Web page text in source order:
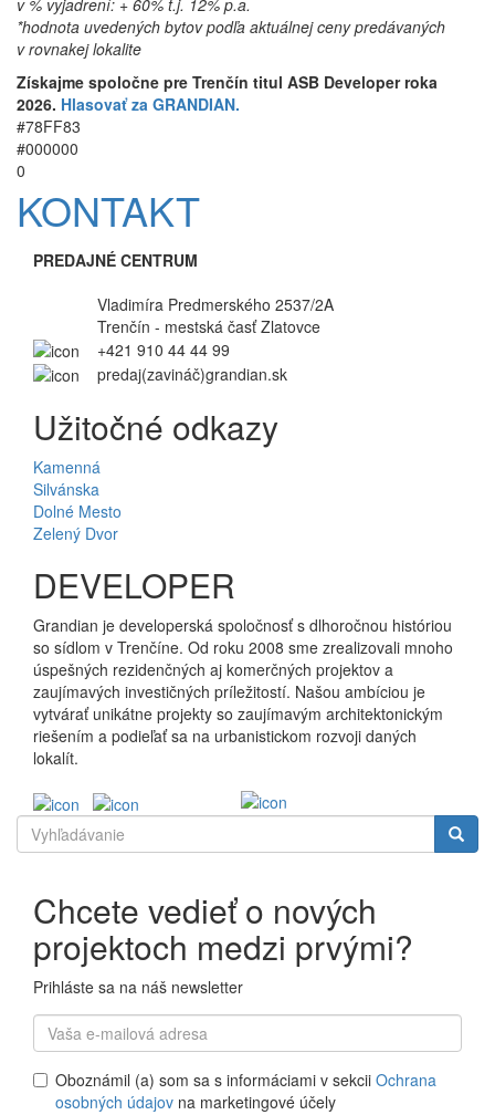
v % vyjadrení: + 60% t.j. 12% p.a.
*hodnota uvedených bytov podľa aktuálnej ceny predávaných
v rovnakej lokalite
Získajme spoločne pre Trenčín titul ASB Developer roka
2026. Hlasovať za GRANDIAN.
#78FF83
#000000
0
KONTAKT
PREDAJNÉ CENTRUM
Vladimíra Predmerského 2537/2A
Trenčín - mestská časť Zlatovce
+421 910 44 44 99
predaj(zavináč)grandian.sk
Užitočné odkazy
Kamenná
Silvánska
Dolné Mesto
Zelený Dvor
DEVELOPER
Grandian je developerská spoločnosť s dlhoročnou históriou
so sídlom v Trenčíne. Od roku 2008 sme zrealizovali mnoho
úspešných rezidenčných aj komerčných projektov a
zaujímavých investičných príležitostí. Našou ambíciou je
vytvárať unikátne projekty so zaujímavým architektonickým
riešením a podieľať sa na urbanistickom rozvoji daných
lokalít.
Vyhľadávanie
Chcete vedieť o nových
projektoch medzi prvými?
Prihláste sa na náš newsletter
Oboznámil (a) som sa s informáciami v sekcii Ochrana
osobných údajov na marketingové účely